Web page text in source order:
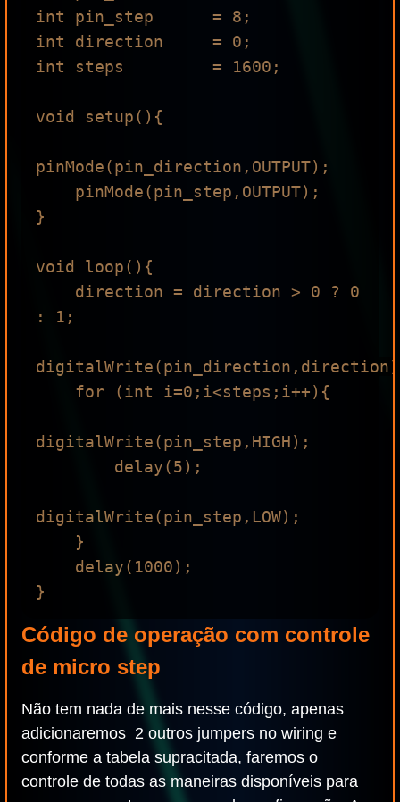
int pin_step      = 8;
int direction     = 0;
int steps         = 1600;
void setup(){
pinMode(pin_direction,OUTPUT);
}
void loop(){
: 1;
digitalWrite(pin_step,HIGH);
digitalWrite(pin_step,LOW);
Código de operação com controle
de micro step
Não tem nada de mais nesse código, apenas
adicionaremos 2 outros jumpers no wiring e
conforme a tabela supracitada, faremos o
controle de todas as maneiras disponíveis para